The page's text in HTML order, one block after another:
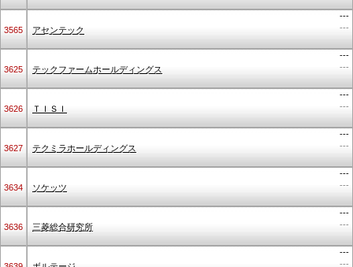
3565 アセンテック
---
---
3625 テックファームホールディングス
---
---
3626 ＴＩＳＩ
---
---
3627 テクミラホールディングス
---
---
3634 ソケッツ
---
---
3636 三菱総合研究所
---
---
---
---